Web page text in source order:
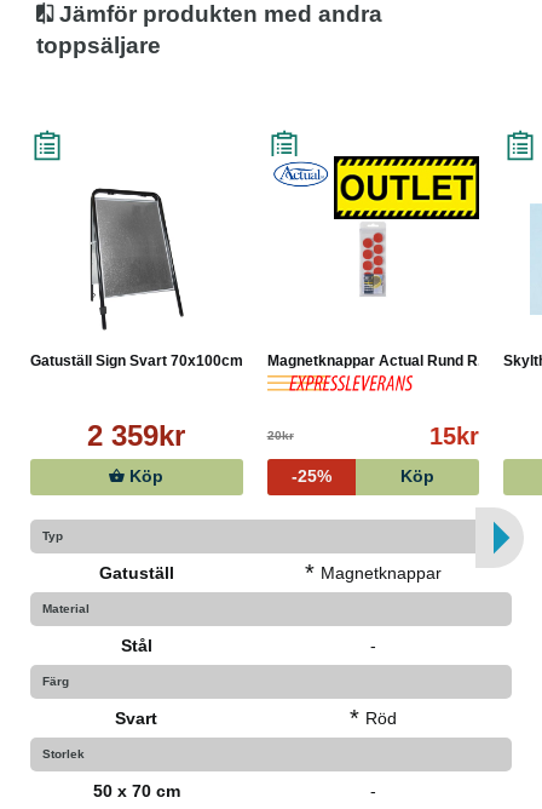
Jämför produkten med andra
toppsäljare
Gatuställ Sign Svart 70x100cm
2 359kr
Köp
Magnetknappar Actual Rund R...
20kr 15kr
-25% Köp
Typ
Gatuställ * Magnetknappar
Material
Stål -
Färg
Svart * Röd
Storlek
50 x 70 cm -